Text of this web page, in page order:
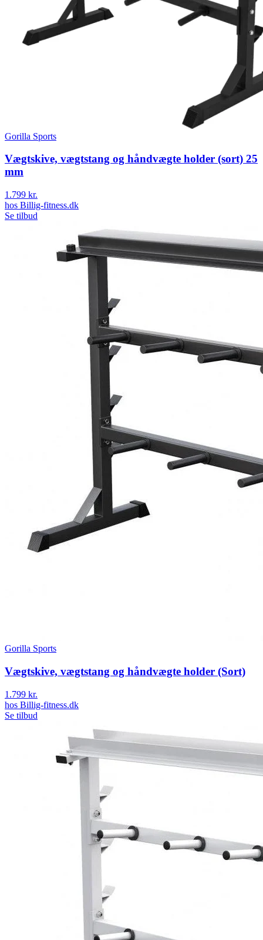
Gorilla Sports
Vægtskive, vægtstang og håndvægte holder (sort) 25
mm
1.799 kr.
hos Billig-fitness.dk
Se tilbud
Gorilla Sports
Vægtskive, vægtstang og håndvægte holder (Sort)
1.799 kr.
hos Billig-fitness.dk
Se tilbud